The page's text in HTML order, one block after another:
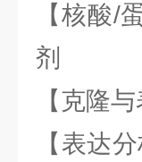
【核酸/
剂
【克隆
【表达